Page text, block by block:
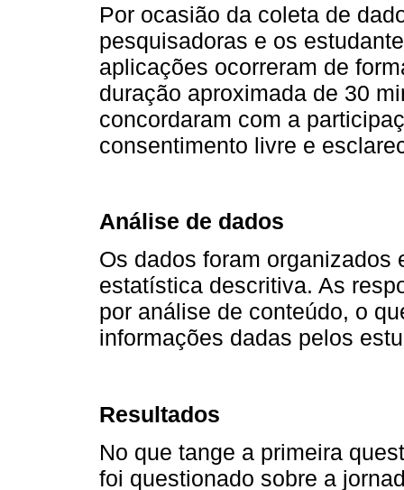
Por ocasião da coleta de
pesquisadoras e os
aplicações ocorreram de
duração aproximada de 30
concordaram com a
consentimento livre e
Análise de dados
Os dados foram organizados
estatística descritiva. As
por análise de conteúdo, o
informações dadas pelos
Resultados
No que tange a primeira
foi questionado sobre a